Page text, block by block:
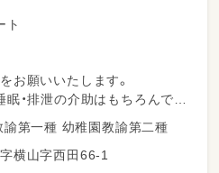
ト
お願いいたします。
眠・排泄の介助はもちろんです
一緒におもちゃで遊ぶことを
ています。
保育士 幼稚園教諭第一種 幼稚園教諭第二種
横山字西田66-1